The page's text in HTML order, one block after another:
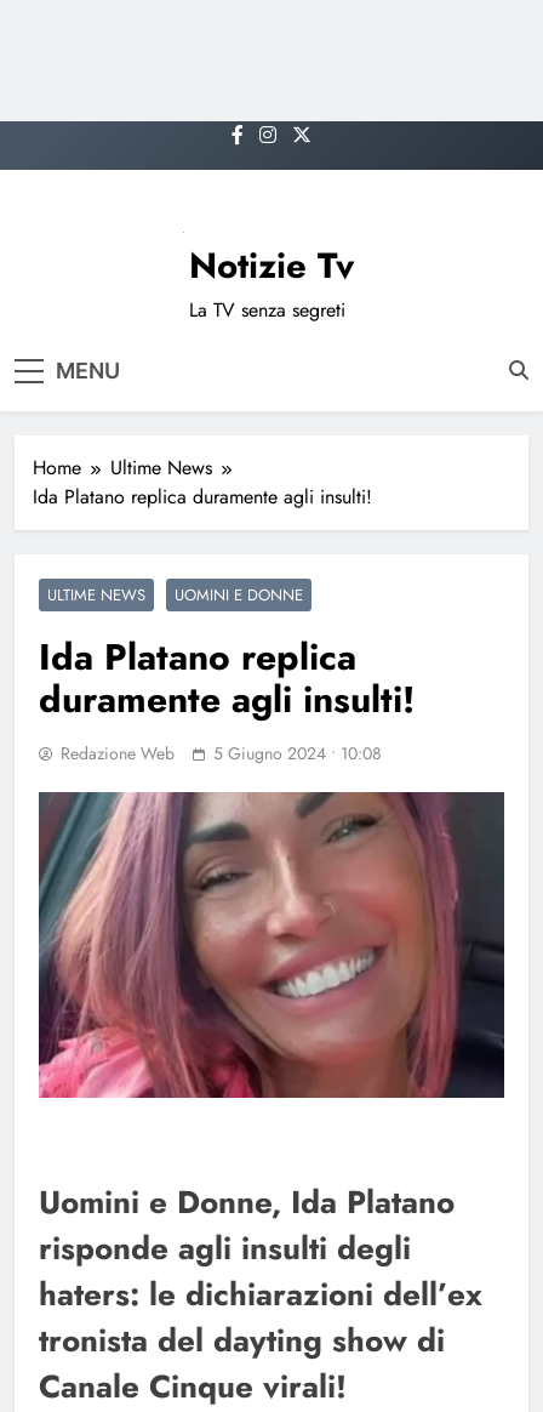
to
Notizie Tv
La TV senza segreti
MENU
Home
Ultime News
Ida Platano replica duramente agli insulti!
ULTIME NEWS UOMINI E DONNE
Ida Platano replica
duramente agli insulti!
Redazione Web 5 Giugno 2024 • 10:08
Uomini e Donne, Ida Platano
risponde agli insulti degli
haters: le dichiarazioni dell’ex
tronista del dayting show di
Canale Cinque virali!